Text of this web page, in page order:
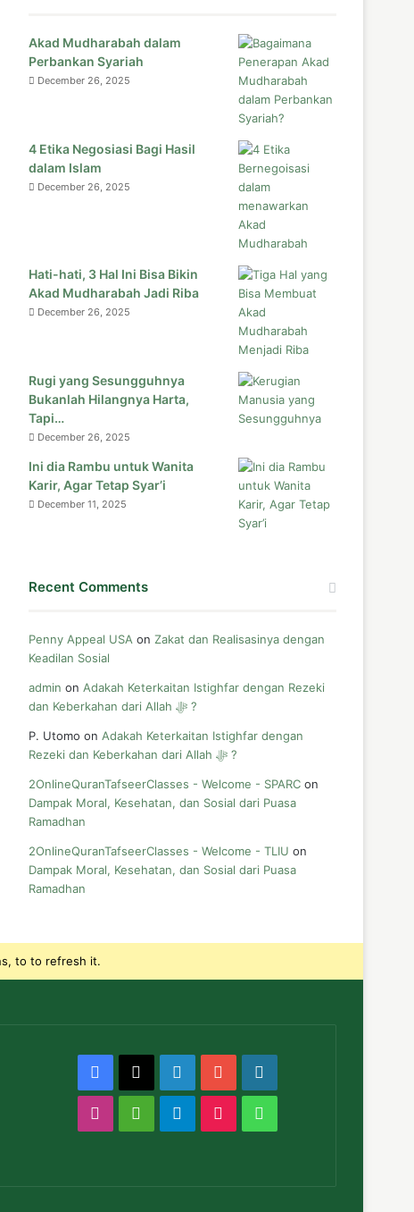
Akad Mudharabah dalam
Perbankan Syariah
December 26, 2025
4 Etika Negosiasi Bagi Hasil
dalam Islam
December 26, 2025
Hati-hati, 3 Hal Ini Bisa Bikin
Akad Mudharabah Jadi Riba
December 26, 2025
Rugi yang Sesungguhnya
Bukanlah Hilangnya Harta,
Tapi…
December 26, 2025
Ini dia Rambu untuk Wanita
Karir, Agar Tetap Syar’i
December 11, 2025
Recent Comments
Penny Appeal USA on Zakat dan Realisasinya dengan
Keadilan Sosial
admin on Adakah Keterkaitan Istighfar dengan Rezeki
dan Keberkahan dari Allah ﷻ ?
P. Utomo on Adakah Keterkaitan Istighfar dengan
Rezeki dan Keberkahan dari Allah ﷻ ?
2OnlineQuranTafseerClasses - Welcome - SPARC on
Dampak Moral, Kesehatan, dan Sosial dari Puasa
Ramadhan
2OnlineQuranTafseerClasses - Welcome - TLIU on
Dampak Moral, Kesehatan, dan Sosial dari Puasa
Ramadhan
to to refresh it.
Facebook LinkedInYouTube
Instagram
MediumTelegramTikTok